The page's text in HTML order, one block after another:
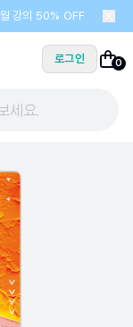
강의 50% OFF
로그인 0
세요.